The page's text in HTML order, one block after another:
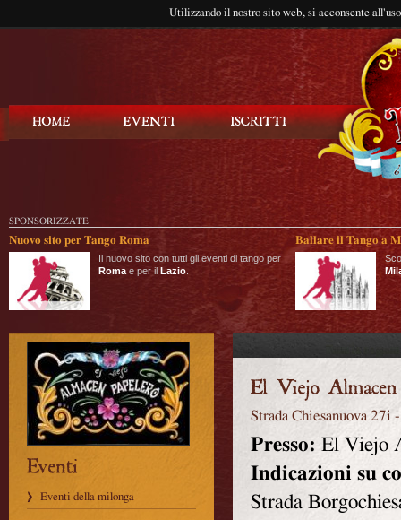
Utilizzando il nostro sito web, si acconsente
SPONSORIZZATE
Nuovo sito per Tango Roma
Il nuovo sito con tutti gli eventi di tango per
Roma e per il Lazio
Ballare il Tango a
Eventi della milonga
Strada Chiesanuova 27i
Presso: El Viejo
Indicazioni su
Strada